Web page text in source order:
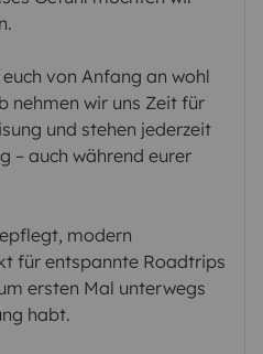
von Anfang an wohl
nehmen wir uns Zeit für
und stehen jederzeit
– auch während eurer
modern
für entspannte Roadtrips
ersten Mal unterwegs
habt.